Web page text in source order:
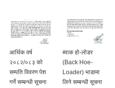
आर्थिक वर्ष
२०८२/०८३ को
सम्पति विवरण पेश
गर्ने सम्बन्धी सूचना
ब्याक हो-लोडर
(Back Hoe-
Loader) भाडामा
लिने सम्बन्धी सूचना